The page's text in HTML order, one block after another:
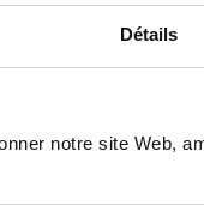
Détails
notre site Web,